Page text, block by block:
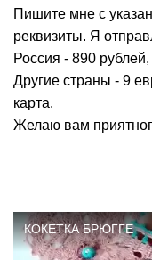
Пишите мне с
реквизиты. Я
Россия - 890
Другие страны - 9
карта.
Желаю вам